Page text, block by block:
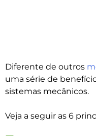
Diferente de outros
uma série de
sistemas mecânicos.
Veja a seguir as 6